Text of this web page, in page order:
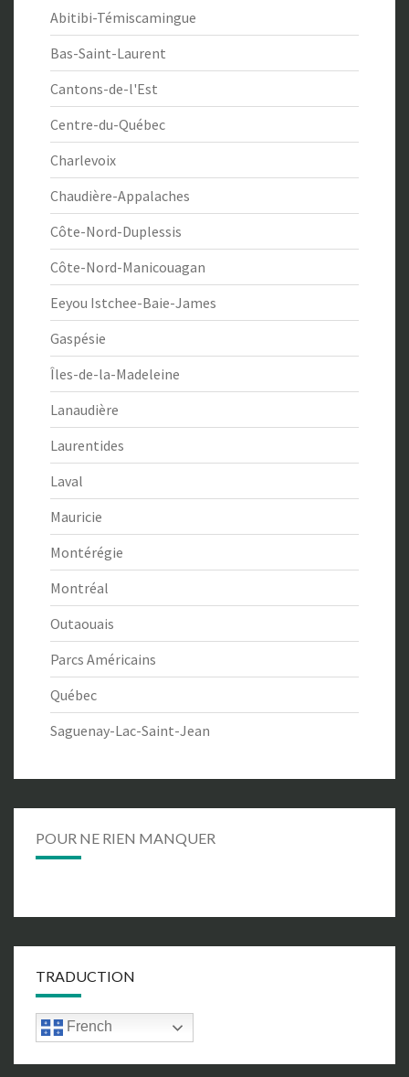
Abitibi-Témiscamingue
Bas-Saint-Laurent
Cantons-de-l'Est
Centre-du-Québec
Charlevoix
Chaudière-Appalaches
Côte-Nord-Duplessis
Côte-Nord-Manicouagan
Eeyou Istchee-Baie-James
Gaspésie
Îles-de-la-Madeleine
Lanaudière
Laurentides
Laval
Mauricie
Montérégie
Montréal
Outaouais
Parcs Américains
Québec
Saguenay-Lac-Saint-Jean
POUR NE RIEN MANQUER
TRADUCTION
French